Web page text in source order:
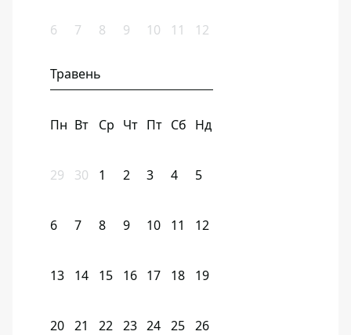
6 7 8 9 10 11 12
Травень
Пн Вт Ср Чт Пт Сб Нд
29 30 1 2 3 4 5
6 7 8 9 10 11 12
13 14 15 16 17 18 19
20 21 22 23 24 25 26